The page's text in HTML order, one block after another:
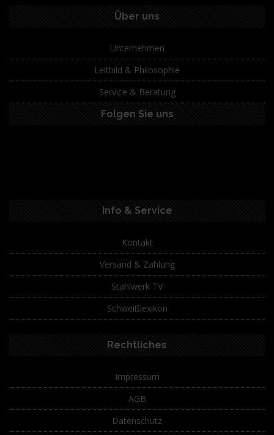
Über uns
Unternehmen
Leitbild & Philosophie
Service & Beratung
Folgen Sie uns
Info & Service
Kontakt
Versand & Zahlung
Stahlwerk TV
Schweißlexikon
Rechtliches
Impressum
AGB
Datenschutz